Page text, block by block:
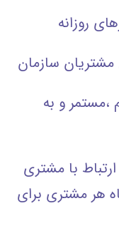
،مستمر و به
با مشتری
هر مشتری برای